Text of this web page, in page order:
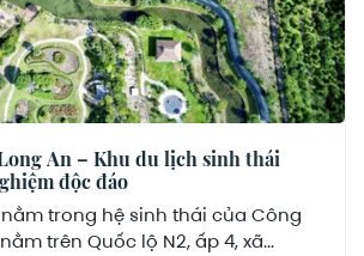
An – Khu du lịch sinh thái
độc đáo
trong hệ sinh thái của Công
trên Quốc lộ N2, ấp 4, xã...